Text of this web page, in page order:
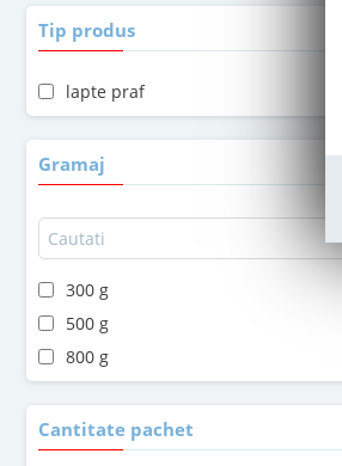
Tip produs
lapte praf
Gramaj
300 g
500 g
800 g
Cantitate pachet